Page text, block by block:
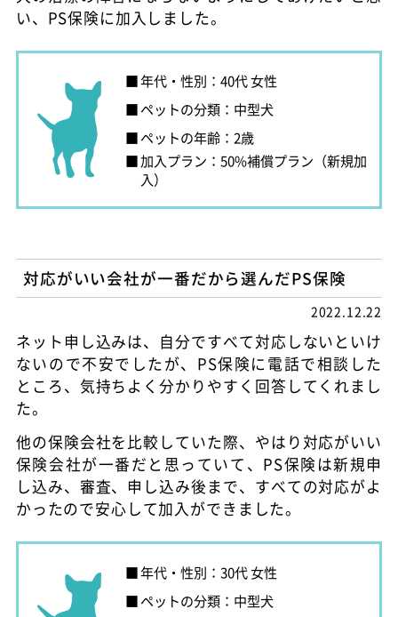
い、PS保険に加入しました。
年代・性別：40代 女性
ペットの分類：中型犬
ペットの年齢：2歳
加入プラン：50%補償プラン（新規加
入）
対応がいい会社が一番だから選んだPS保険
2022.12.22
ネット申し込みは、自分ですべて対応しないといけ
ないので不安でしたが、PS保険に電話で相談した
ところ、気持ちよく分かりやすく回答してくれまし
た。
他の保険会社を比較していた際、やはり対応がいい
保険会社が一番だと思っていて、PS保険は新規申
し込み、審査、申し込み後まで、すべての対応がよ
かったので安心して加入ができました。
年代・性別：30代 女性
ペットの分類：中型犬